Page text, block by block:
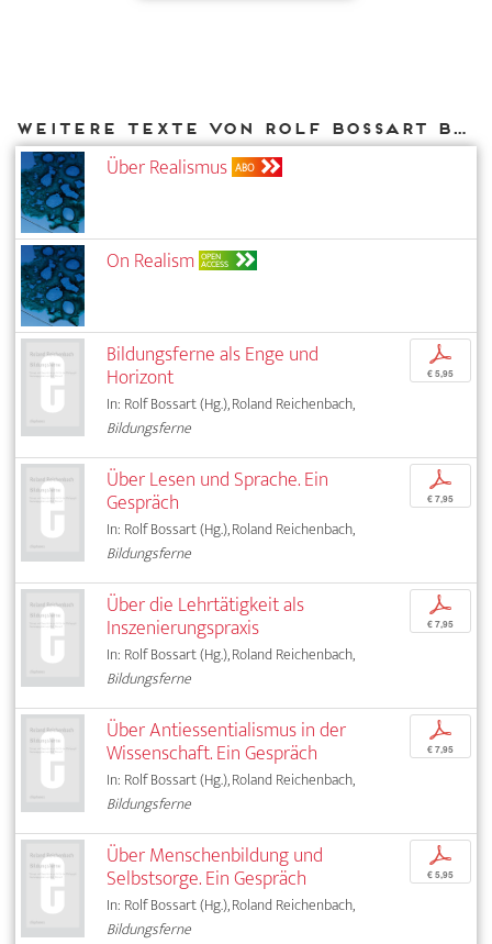
Weitere Texte von Rolf Bossart bei DIAPHANES
Über Realismus ABO
On Realism OPEN
ACCESS
Bildungsferne als Enge und
Horizont
In: Rolf Bossart (Hg.), Roland Reichenbach,
Bildungsferne
p
€ 5,95
Über Lesen und Sprache. Ein
Gespräch
In: Rolf Bossart (Hg.), Roland Reichenbach,
Bildungsferne
p
€ 7,95
Über die Lehrtätigkeit als
Inszenierungspraxis
In: Rolf Bossart (Hg.), Roland Reichenbach,
Bildungsferne
p
€ 7,95
Über Antiessentialismus in der
Wissenschaft. Ein Gespräch
In: Rolf Bossart (Hg.), Roland Reichenbach,
Bildungsferne
p
€ 7,95
Über Menschenbildung und
Selbstsorge. Ein Gespräch
In: Rolf Bossart (Hg.), Roland Reichenbach,
Bildungsferne
p
€ 5,95